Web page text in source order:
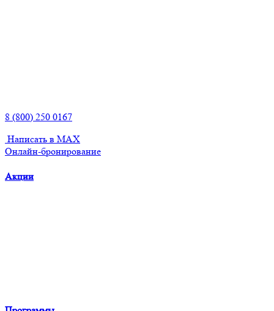
8 (800) 250 0167
Написать в MAX
Онлайн-бронирование
Акции